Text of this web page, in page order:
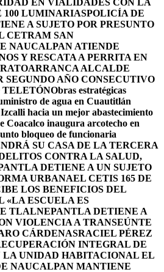
EN VIALIDADES CON LA
100 LUMINARIASPOLICÍA DE
A SUJETO POR PRESUNTO
CETRAM SAN
NAUCALPAN ATIENDE
Y RESCATA A PERRITA EN
ARRANCA ALCALDE
SEGUNDO AÑO CONSECUTIVO
TELETÓNObras estratégicas
de agua en Cuautitlán
hacia un mejor abastecimiento
Coacalco inaugura arcotecho en
bloqueo de funcionaria
SU CASA DE LA TERCERA
CONTRA LA SALUD,
DETIENE A UN SUJETO
URBANAEL CETIS 165 DE
LOS BENEFICIOS DEL
«LA ESCUELA ES
TLALNEPANTLA DETIENE A
VIOLENCIA A TRANSEÚNTE
CÁRDENASRACIEL PÉREZ
INTEGRAL DE
UNIDAD HABITACIONAL EL
NAUCALPAN MANTIENE